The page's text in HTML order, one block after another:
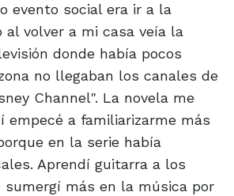
evento social era ir a la
al volver a mi casa veía la
donde había pocos
no llegaban los canales de
Channel". La novela me
empecé a familiarizarme más
en la serie había
Aprendí guitarra a los
sumergí más en la música por